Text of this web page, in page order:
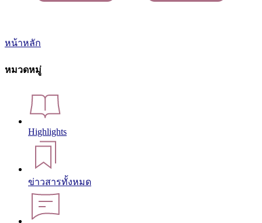
หน้าหลัก
หมวดหมู่
Highlights
ข่าวสารทั้งหมด